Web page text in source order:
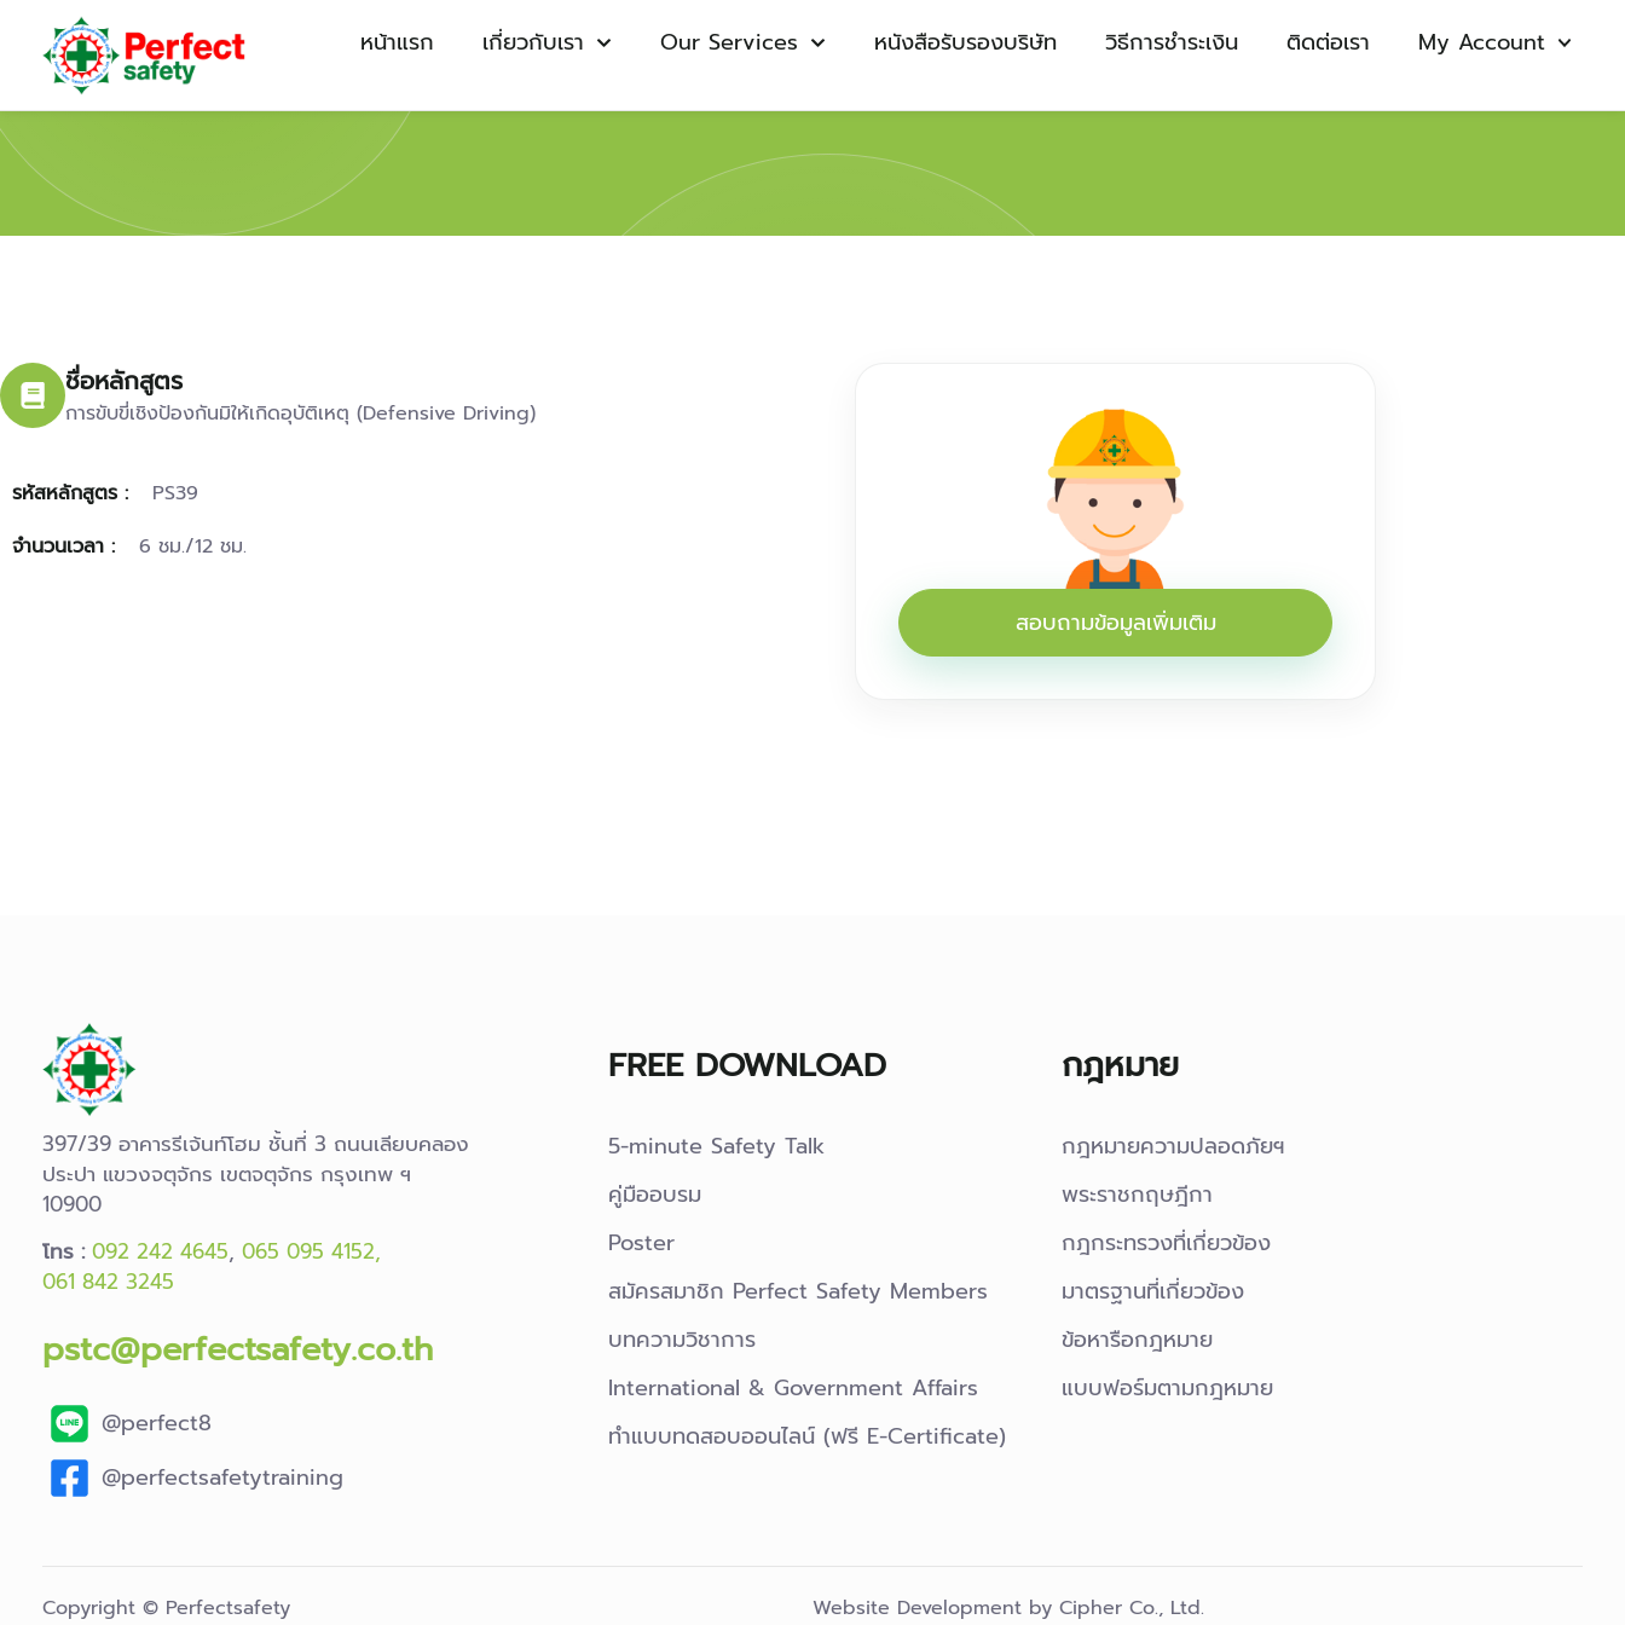
หน้าแรก เกี่ยวกับเรา Our Services หนังสือรับรองบริษัท วิธีการชำระเงิน ติดต่อเรา My Account
ชื่อหลักสูตร
การขับขี่เชิงป้องกันมิให้เกิดอุบัติเหตุ (Defensive Driving)
รหัสหลักสูตร :
PS39
จำนวนเวลา :
6 ชม./12 ชม.
สอบถามข้อมูลเพิ่มเติม
397/39 อาคารรีเจ้นท์โฮม ชั้นที่ 3 ถนนเลียบคลอง
ประปา แขวงจตุจักร เขตจตุจักร กรุงเทพ ฯ
10900
โทร : 092 242 4645,065 095 4152,
061 842 3245
pstc@perfectsafety.co.th
@perfect8
@perfectsafetytraining
FREE DOWNLOAD
5-minute Safety Talk
คู่มืออบรม
Poster
สมัครสมาชิก Perfect Safety Members
บทความวิชาการ
International & Government Affairs
ทำแบบทดสอบออนไลน์ (ฟรี E-Certificate)
กฎหมาย
กฎหมายความปลอดภัยฯ
พระราชกฤษฎีกา
กฎกระทรวงที่เกี่ยวข้อง
มาตรฐานที่เกี่ยวข้อง
ข้อหารือกฎหมาย
แบบฟอร์มตามกฎหมาย
Copyright © Perfectsafety Website Development by Cipher Co., Ltd.